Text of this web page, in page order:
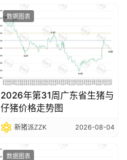
数据图表
2026年第31周广东省生猪与
仔猪价格走势图
新猪派ZZK 2026-08-04
数据图表